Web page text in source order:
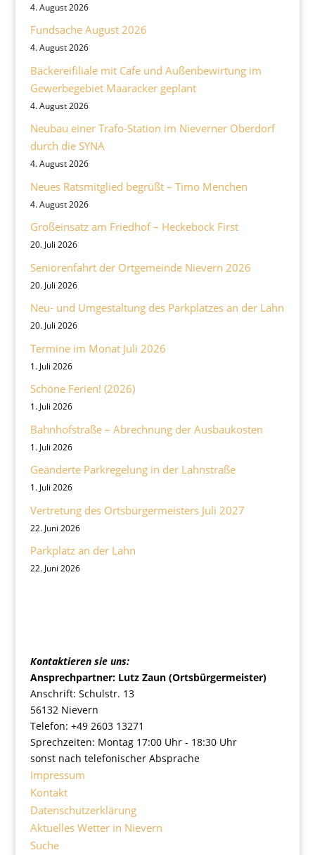
4. August 2026
Fundsache August 2026
4. August 2026
Bäckereifiliale mit Cafe und Außenbewirtung im
Gewerbegebiet Maaracker geplant
4. August 2026
Neubau einer Trafo-Station im Nieverner Oberdorf
durch die SYNA
4. August 2026
Neues Ratsmitglied begrüßt – Timo Menchen
4. August 2026
Großeinsatz am Friedhof – Heckebock First
20. Juli 2026
Seniorenfahrt der Ortgemeinde Nievern 2026
20. Juli 2026
Neu- und Umgestaltung des Parkplatzes an der Lahn
20. Juli 2026
Termine im Monat Juli 2026
1. Juli 2026
Schöne Ferien! (2026)
1. Juli 2026
Bahnhofstraße – Abrechnung der Ausbaukosten
1. Juli 2026
Geänderte Parkregelung in der Lahnstraße
1. Juli 2026
Vertretung des Ortsbürgermeisters Juli 2027
22. Juni 2026
Parkplatz an der Lahn
22. Juni 2026
Kontaktieren sie uns:
Ansprechpartner: Lutz Zaun (Ortsbürgermeister)
Anschrift: Schulstr. 13
56132 Nievern
Telefon: +49 2603 13271
Sprechzeiten: Montag 17:00 Uhr - 18:30 Uhr
sonst nach telefonischer Absprache
Impressum
Kontakt
Datenschutzerklärung
Aktuelles Wetter in Nievern
Suche